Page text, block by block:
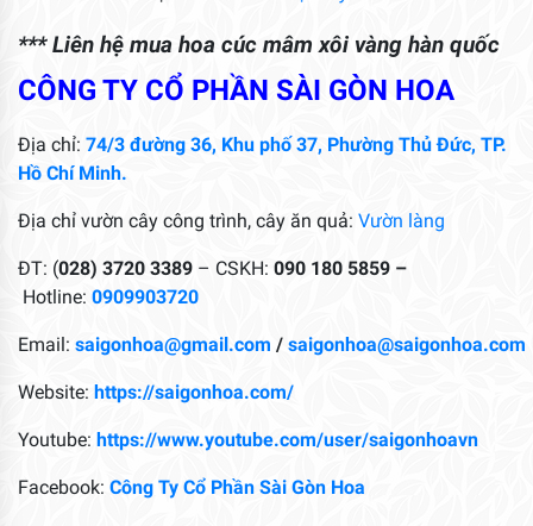
*** Liên hệ mua hoa cúc mâm xôi vàng hàn quốc
CÔNG TY CỔ PHẦN SÀI GÒN HOA
Địa chỉ: 74/3 đường 36, Khu phố 37, Phường Thủ Đức, TP.
Hồ Chí Minh.
Địa chỉ vườn cây công trình, cây ăn quả: Vườn làng
ĐT: (028) 3720 3389 – CSKH: 090 180 5859 –
Hotline: 0909903720
Email: saigonhoa@gmail.com / saigonhoa@saigonhoa.com
Website: https://saigonhoa.com/
Youtube: https://www.youtube.com/user/saigonhoavn
Facebook: Công Ty Cổ Phần Sài Gòn Hoa